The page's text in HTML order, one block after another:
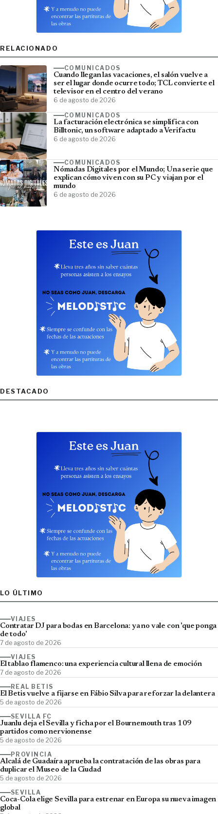
RELACIONADO
COMUNICADOS
Cuando llegan las vacaciones, el salón vuelve a
ser el lugar donde ocurre todo; TCL convierte el
televisor en el centro del verano
6 de agosto de 2026
COMUNICADOS
La facturación electrónica se simplifica con
Billtonic, un software adaptado a Verifactu
6 de agosto de 2026
COMUNICADOS
Nómadas Digitales por el Mundo; Una serie que
explican cómo viven con su PC y viajan por el
mundo
6 de agosto de 2026
DESTACADO
LO ÚLTIMO
VIAJES
Contratar DJ para bodas en Barcelona: ya no vale con 'que ponga
de todo'
7 de agosto de 2026
VIAJES
El tablao flamenco: una experiencia cultural llena de emoción
7 de agosto de 2026
REAL BETIS
El Betis vuelve a fijarse en Fábio Silva para reforzar la delantera
5 de agosto de 2026
SEVILLA FC
Juanlu deja el Sevilla y ficha por el Bournemouth tras 109
partidos como nervionense
5 de agosto de 2026
PROVINCIA
Alcalá de Guadaíra aprueba la contratación de las obras para
duplicar el Museo de la Ciudad
5 de agosto de 2026
SEVILLA
Coca-Cola elige Sevilla para estrenar en Europa su nueva imagen
global